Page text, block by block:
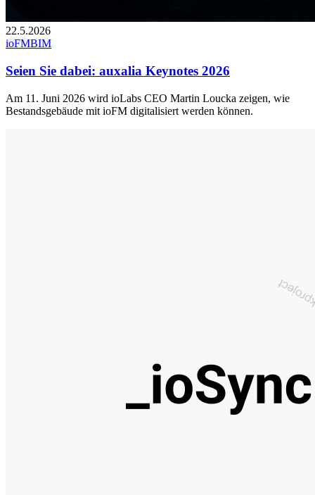
22.5.2026
ioFMBIM
Seien Sie dabei: auxalia Keynotes 2026
Am 11. Juni 2026 wird ioLabs CEO Martin Loucka zeigen, wie
Bestandsgebäude mit ioFM digitalisiert werden können.